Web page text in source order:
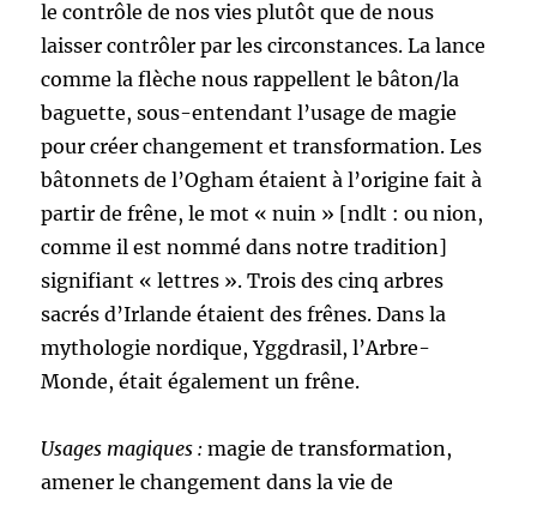
le contrôle de nos vies plutôt que de nous
laisser contrôler par les circonstances. La lance
comme la flèche nous rappellent le bâton/la
baguette, sous-entendant l’usage de magie
pour créer changement et transformation. Les
bâtonnets de l’Ogham étaient à l’origine fait à
partir de frêne, le mot « nuin » [ndlt : ou nion,
comme il est nommé dans notre tradition]
signifiant « lettres ». Trois des cinq arbres
sacrés d’Irlande étaient des frênes. Dans la
mythologie nordique, Yggdrasil, l’Arbre-
Monde, était également un frêne.
Usages magiques : magie de transformation,
amener le changement dans la vie de